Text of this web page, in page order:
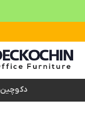
to
content
دکوچین